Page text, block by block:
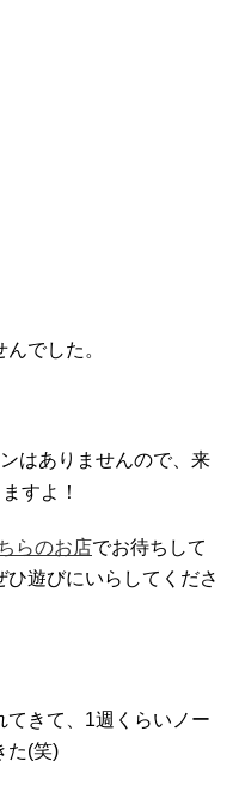
でした。
はありませんので、来
すよ！
らのお店でお待ちして
遊びにいらしてくださ
てきて、1週くらいノー
た(笑)